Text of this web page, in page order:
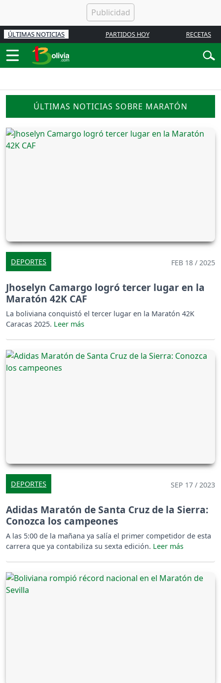
ÚLTIMAS NOTICIAS PARTIDOS HOY RECETAS
ÚLTIMAS NOTICIAS SOBRE MARATÓN
DEPORTES FEB 18 / 2025
Jhoselyn Camargo logró tercer lugar en la
Maratón 42K CAF
La boliviana conquistó el tercer lugar en la Maratón 42K
Caracas 2025.
DEPORTES SEP 17 / 2023
Adidas Maratón de Santa Cruz de la Sierra:
Conozca los campeones
A las 5:00 de la mañana ya salía el primer competidor de esta
carrera que ya contabiliza su sexta edición.